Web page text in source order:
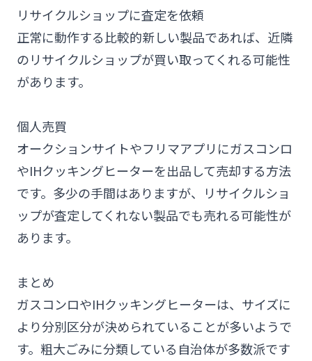
リサイクルショップに査定を依頼
正常に動作する比較的新しい製品であれば、近隣
のリサイクルショップが買い取ってくれる可能性
があります。
個人売買
オークションサイトやフリマアプリにガスコンロ
やIHクッキングヒーターを出品して売却する方法
です。多少の手間はありますが、リサイクルショ
ップが査定してくれない製品でも売れる可能性が
あります。
まとめ
ガスコンロやIHクッキングヒーターは、サイズに
より分別区分が決められていることが多いようで
す。粗大ごみに分類している自治体が多数派です